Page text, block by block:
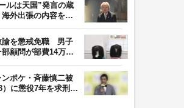
ルは天国”発言の蔵
外出張の内容を説
諭を懲戒免職 男子
顧問が部費14万円
ンポケ・斉藤慎二被
）に懲役7年を求刑